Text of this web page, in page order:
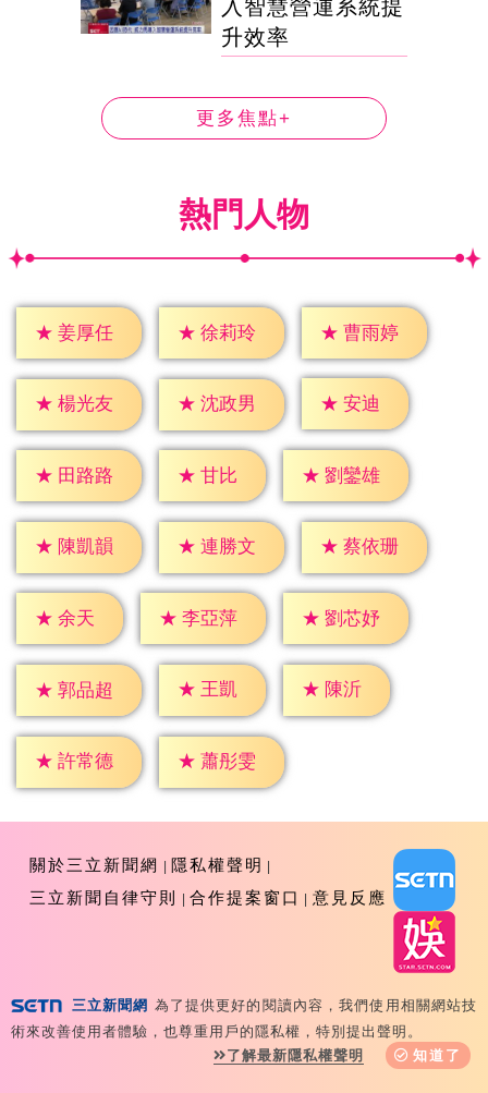
入智慧營運系統提
升效率
更多焦點+
熱門人物
★ 姜厚任 ★ 徐莉玲 ★ 曹雨婷
★ 楊光友 ★ 沈政男 ★ 安迪
★ 田路路 ★ 甘比 ★ 劉鑾雄
★ 陳凱韻 ★ 連勝文 ★ 蔡依珊
★ 余天 ★ 李亞萍 ★ 劉芯妤
★ 郭品超 ★ 王凱 ★ 陳沂
★ 許常德 ★ 蕭彤雯
關於三立新聞網
隱私權聲明
三立新聞自律守則
合作提案窗口 意見反應
Copyright ©2026 Sanlih E-Television All Rights
Reserved 版權所有 盜用必究 台北市內湖區舊宗路一段159
號 02-8792-8888
三立新聞網 為了提供更好的閱讀內容，我們使用相關網站技
術來改善使用者體驗，也尊重用戶的隱私權，特別提出聲明。
了解最新隱私權聲明
知道了